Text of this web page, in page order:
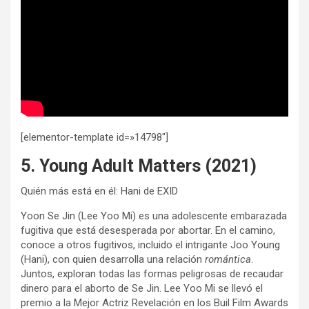
[elementor-template id=»14798″]
5. Young Adult Matters (2021)
Quién más está en él: Hani de EXID
Yoon Se Jin (Lee Yoo Mi) es una adolescente embarazada
fugitiva que está desesperada por abortar. En el camino,
conoce a otros fugitivos, incluido el intrigante Joo Young
(Hani), con quien desarrolla una relación romántica.
Juntos, exploran todas las formas peligrosas de recaudar
dinero para el aborto de Se Jin. Lee Yoo Mi se llevó el
premio a la Mejor Actriz Revelación en los Buil Film Awards